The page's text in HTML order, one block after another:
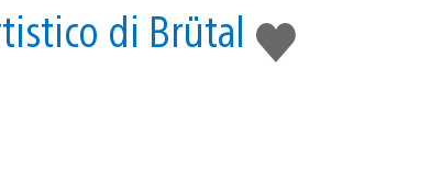
Mi
piace
di Brütal